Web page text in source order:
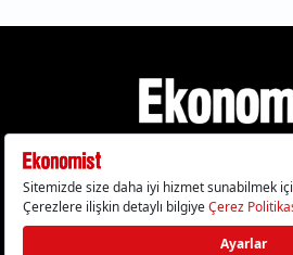
Gizlilik Politikası Çerez Politikası
KVKK Metni Künye